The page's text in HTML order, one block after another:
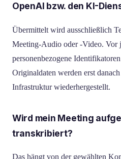
OpenAI bzw. den KI-
Übermittelt wird ausschließlich
Meeting-Audio oder -Video. Vor
personenbezogene
Originaldaten werden erst
Infrastruktur wiederhergestellt.
Wird mein Meeting
transkribiert?
Das hängt von der gewählten